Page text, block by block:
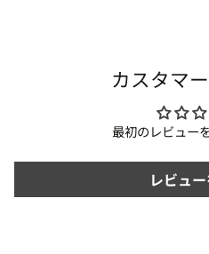
カスタマ
最初のレビュー
レビュ